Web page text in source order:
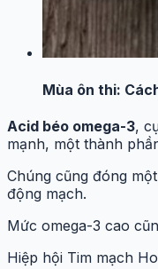
Mùa ôn thi:
Acid béo omega-3,
mạnh, một thành
Chúng cũng đóng
động mạch.
Mức omega-3 cao
Hiệp hội Tim mạch